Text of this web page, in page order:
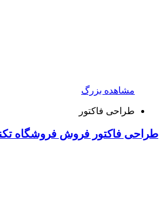
مشاهده بزرگ
طراحی فاکتور
طراحی فاکتور فروش فروشگاه